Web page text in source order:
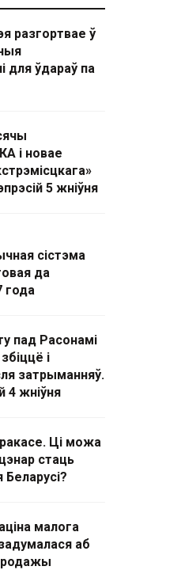
разгортвае ў
для ўдараў па
і новае
5 жніўня
сістэма
да
года
пад Расонамі
і
затрыманняў.
4 жніўня
Ці можа
стаць
малога
задумалася аб